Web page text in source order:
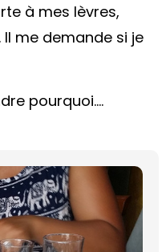
à mes lèvres,
Il me demande si je
pourquoi....